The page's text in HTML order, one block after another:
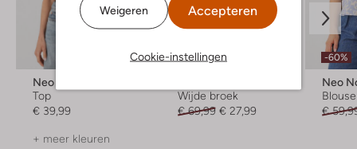
Weigeren Accepteren
Cookie-instellingen
Neo Noir
Top
€ 39,99
+ meer kleuren
-60%
Wijde broek
€ 69,99 € 27,99
-60%
Neo
Blouse
€